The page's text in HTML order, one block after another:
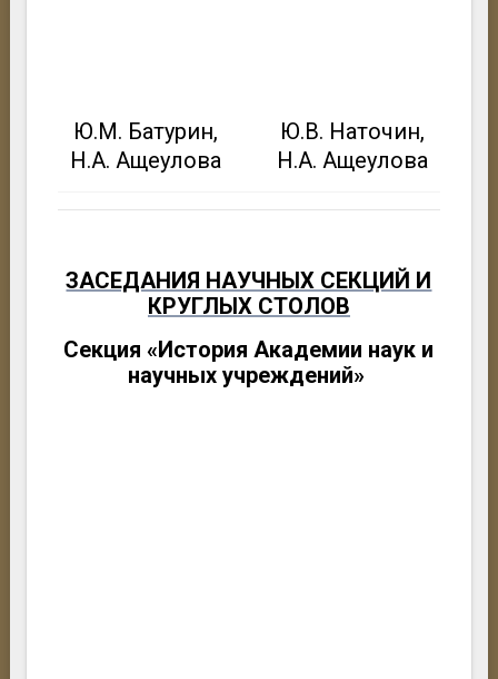
Ю.М. Батурин,
Н.А. Ащеулова
Ю.В. Наточин,
Н.А. Ащеулова
ЗАСЕДАНИЯ НАУЧНЫХ СЕКЦИЙ И
КРУГЛЫХ СТОЛОВ
Секция «История Академии наук и
научных учреждений»